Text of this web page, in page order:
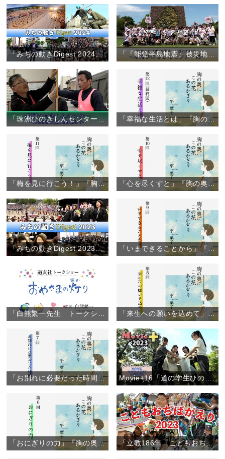
「みちの動きDigest 2024」（2024年1月～12月） 「『能登半島地震』被災地から夏のおぢばへ ～珠洲ひのきしんセンター隊～」（2024年7月29日～31日）
「珠洲ひのきしんセンター」～ふるさとの復興をめざして～ 「幸福な生活とは」『胸の奥にこの花あるかぎり』（12）
「梅を見に行こう！」『胸の奥にこの花あるかぎり』（11） 「心を尽くすと」『胸の奥にこの花あるかぎり』（10）
「みちの動きDigest 2023」（2023年12月12日） 「いまできることから」『胸の奥にこの花あるかぎり』（9）
「来生への願いを込めて」『胸の奥にこの花あるかぎり』（8）
「お別れに必要だった時間」『胸の奥にこの花あるかぎり』（7） Movie+16「道の学生ひのきしんDAY【大阪教区】」
「おにぎりの力」『胸の奥にこの花あるかぎり』（6） 「立教186年『こどもおぢばがえり』閉幕」（2023年8月6日）